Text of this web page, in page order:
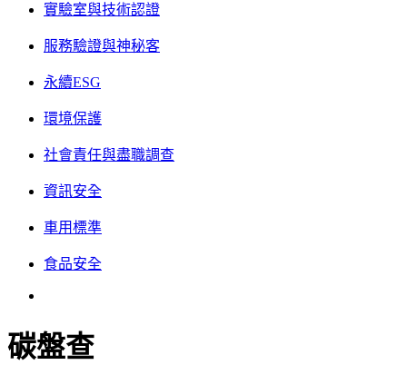
實驗室與技術認證
服務驗證與神秘客
永續ESG
環境保護
社會責任與盡職調查
資訊安全
車用標準
食品安全
碳盤查